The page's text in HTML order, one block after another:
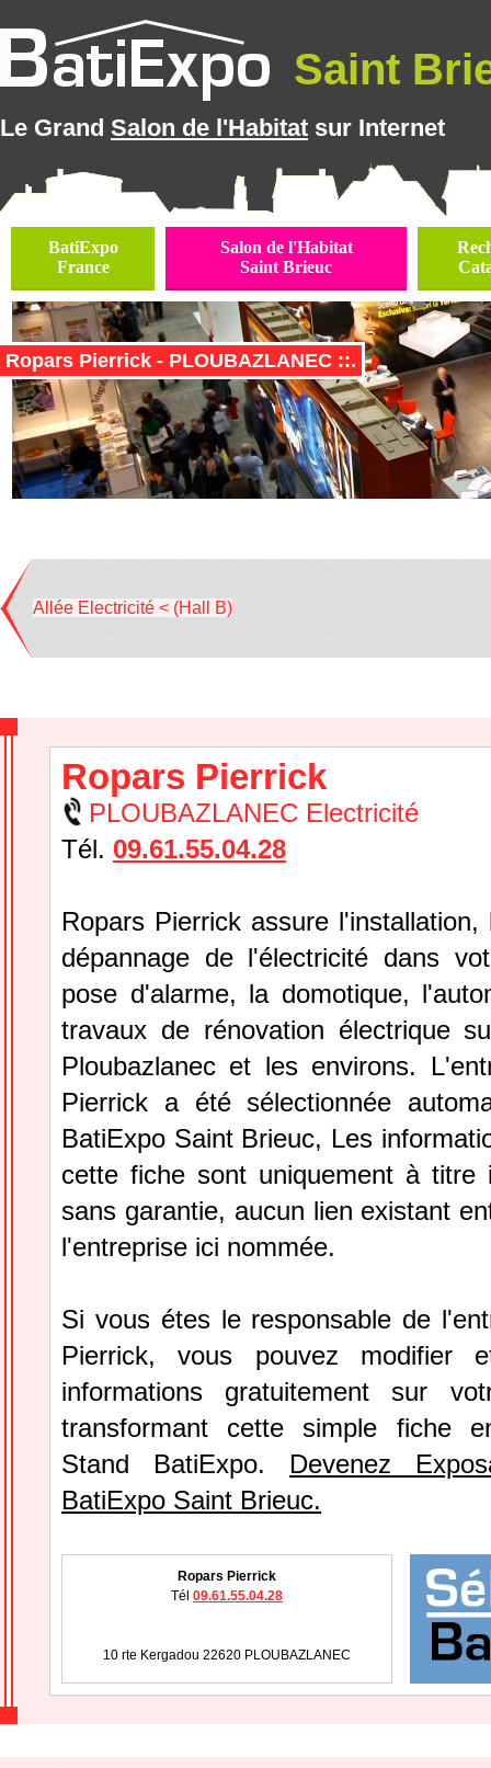
Saint
Le Grand Salon de l'Habitat sur Internet
BatiExpo
France
Salon de l'Habitat
Saint Brieuc
Ropars Pierrick - PLOUBAZLANEC ::.
Allée Electricité < (Hall B)
Ropars Pierrick
PLOUBAZLANEC Electricité
Tél. 09.61.55.04.28
Ropars Pierrick assure
dépannage de l'électricité dans
pose d'alarme, la domotique,
travaux de rénovation électrique
Ploubazlanec et les environs.
Pierrick a été sélectionnée
BatiExpo Saint Brieuc, Les
cette fiche sont uniquement à titre
sans garantie, aucun lien existant
l'entreprise ici nommée.
Si vous étes le responsable de
Pierrick, vous pouvez modifier
informations gratuitement sur
transformant cette simple fiche
Stand BatiExpo. Devenez
BatiExpo Saint Brieuc.
Ropars Pierrick
Tél 09.61.55.04.28
10 rte Kergadou 22620 PLOUBAZLANEC